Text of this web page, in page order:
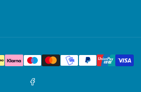
Zahlungsmethoden
Facebook